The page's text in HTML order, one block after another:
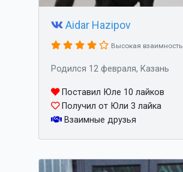
Aidar Hazipov
Высокая взаимность
Родился 12 февраля, Казань
Поставил Юле 10 лайков
Получил от Юли 3 лайка
Взаимные друзья